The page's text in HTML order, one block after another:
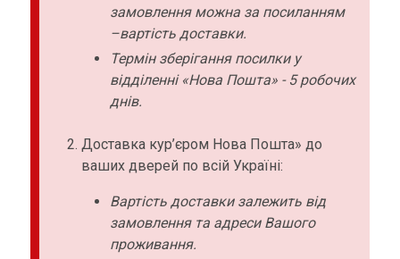
замовлення можна за посиланням
–вартість доставки.
Термін зберігання посилки у
відділенні «Нова Пошта» - 5 робочих
днів.
Доставка кур’єром Нова Пошта» до
ваших дверей по всій Україні:
Вартість доставки залежить від
замовлення та адреси Вашого
проживання.